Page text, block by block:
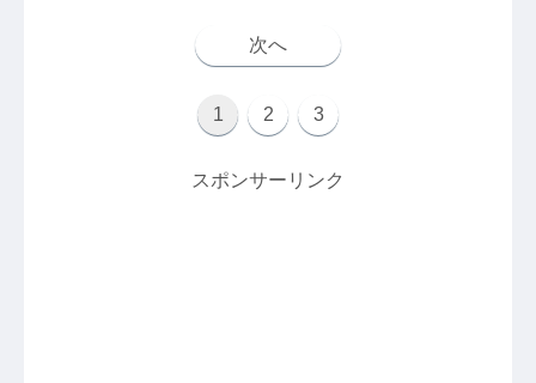
次へ
1 2 3
スポンサーリンク